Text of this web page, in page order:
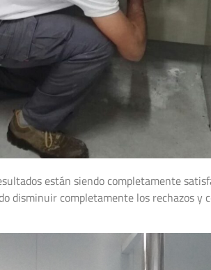
están siendo completamente
disminuir completamente los rechazos y